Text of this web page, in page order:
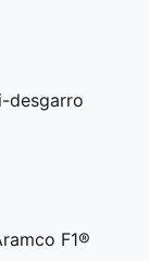
desgarro
F1®